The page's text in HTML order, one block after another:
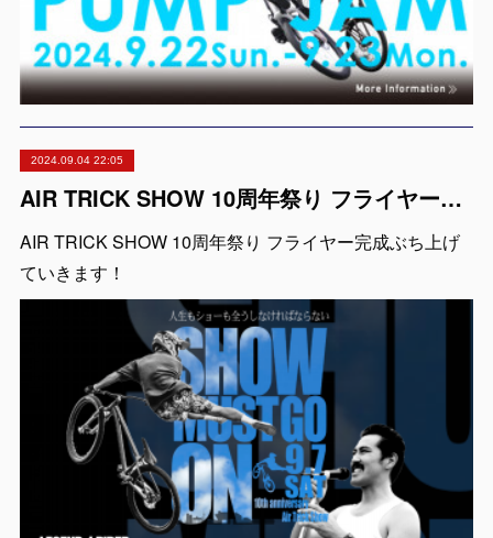
2024.09.04 22:05
AIR TRICK SHOW 10周年祭り フライヤー完成
AIR TRICK SHOW 10周年祭り フライヤー完成ぶち上げ
ていきます！